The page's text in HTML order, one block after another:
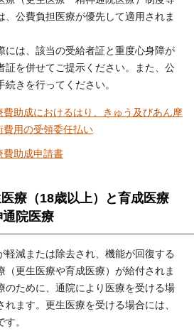
、公費負担医療が優先して適用されま
は、該当の受給者証と重度心身障が
証を併せてご提示ください。また、公
きを行ってください。
助成におけるはり、きゅう及びあん摩
費用の受領委任払い
費助成申請書
療（18歳以上）と育成医療
通院医療
軽減または除去され、機能が回復する
（更生医療や育成医療）が給付されま
のために、通院により医療を受ける場
ます。更生医療を受ける場合には、
。